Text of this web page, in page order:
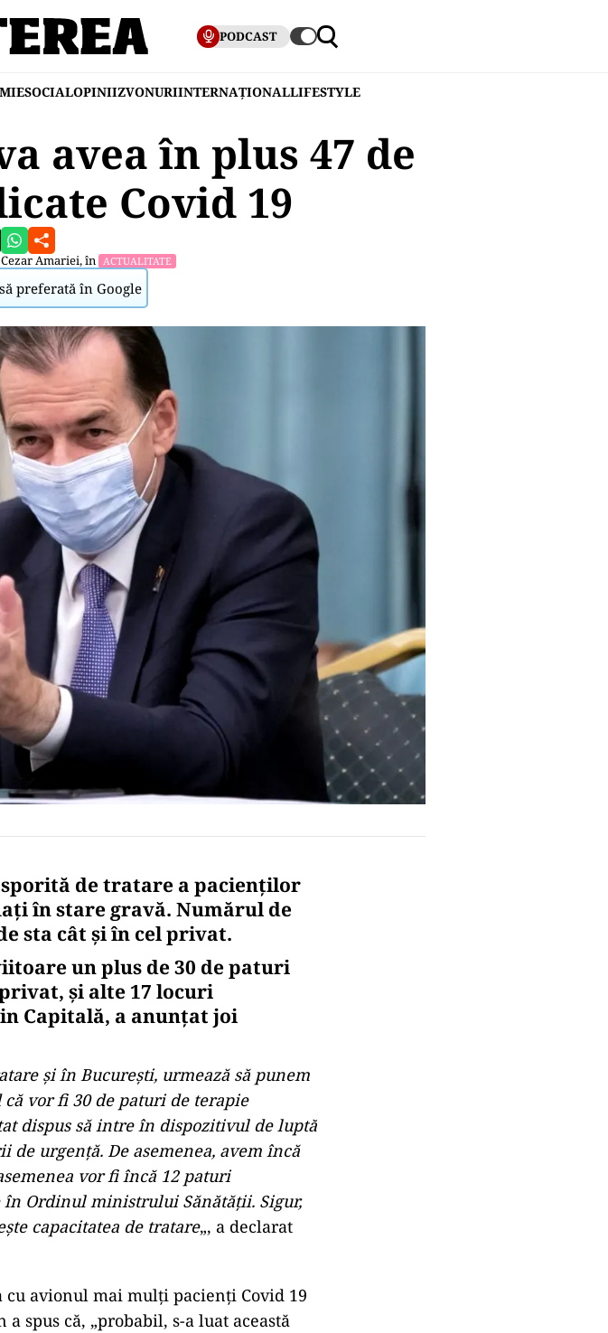
PODCAST
SOCIALOPINIIZVONURIINTERNAȚIONALLIFESTYLE
avea în plus 47 de
Covid 19
Cezar Amariei, în ACTUALITATE
preferată în Google
de tratare a pacienților
în stare gravă. Numărul de
sta cât și în cel privat.
un plus de 30 de paturi
și alte 17 locuri
Capitală, a anunțat joi
şi în Bucureşti, urmează să punem
vor fi 30 de paturi de terapie
dispus să intre în dispozitivul de luptă
de urgenţă. De asemenea, avem încă
vor fi încă 12 paturi
Ordinul ministrului Sănătăţii. Sigur,
capacitatea de tratare„, a declarat
avionul mai mulți pacienţi Covid 19
spus că, „probabil, s-a luat această